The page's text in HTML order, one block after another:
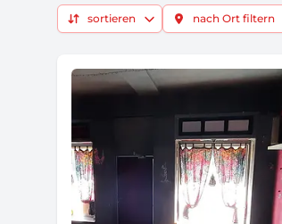
sortieren nach Ort filtern